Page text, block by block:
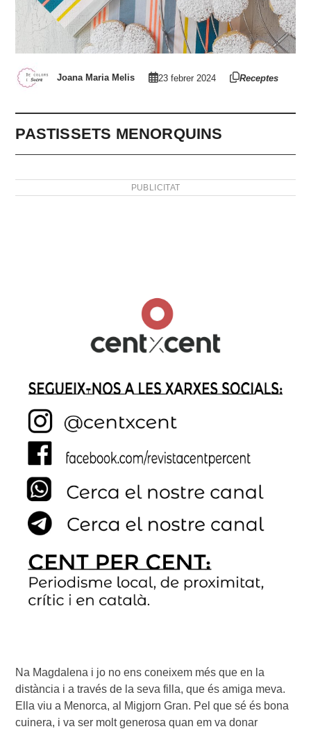
Joana Maria Melis 23 febrer 2024 Receptes
PASTISSETS MENORQUINS
PUBLICITAT
Na Magdalena i jo no ens coneixem més que en la
distància i a través de la seva filla, que és amiga meva.
Ella viu a Menorca, al Migjorn Gran. Pel que sé és bona
cuinera, i va ser molt generosa quan em va donar